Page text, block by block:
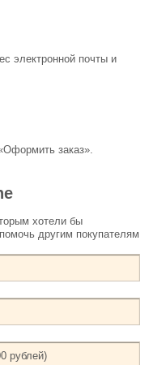
электронной почты и
заказ».
хотели бы
другим покупателям